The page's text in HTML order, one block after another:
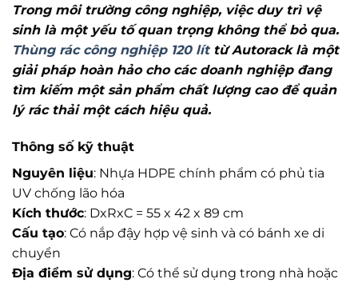
Trong môi trường công nghiệp, việc duy trì vệ
sinh là một yếu tố quan trọng không thể bỏ qua.
Thùng rác công nghiệp 120 líttừ Autorack là một
giải pháp hoàn hảo cho các doanh nghiệp đang
tìm kiếm một sản phẩm chất lượng cao để quản
lý rác thải một cách hiệu quả.
Thông số kỹ thuật
Nguyên liệu: Nhựa HDPE chính phẩm có phủ tia
UV chống lão hóa
Kích thước: DxRxC = 55 x 42 x 89 cm
Cấu tạo: Có nắp đậy hợp vệ sinh và có bánh xe di
chuyển
Địa điểm sử dụng: Có thể sử dụng trong nhà hoặc